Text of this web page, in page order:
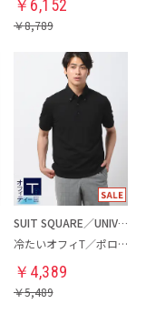
￥ 6,152
￥8,789
SUIT SQUARE／UNIVERSAL LANGUAGE
冷たいオフィT／ポロシャツ
￥ 4,389
￥5,489